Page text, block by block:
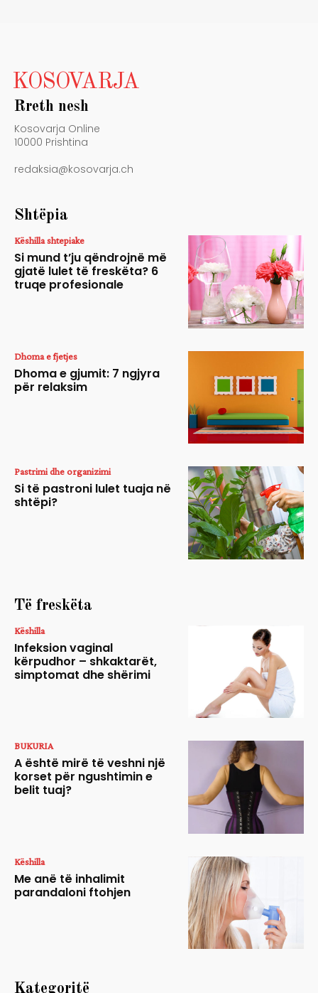
KOSOVARJA
Rreth nesh
Kosovarja Online
10000 Prishtina
redaksia@kosovarja.ch
Shtëpia
Këshilla shtepiake
Si mund t’ju qëndrojnë më
gjatë lulet të freskëta? 6
truqe profesionale
Dhoma e fjetjes
Dhoma e gjumit: 7 ngjyra
për relaksim
Pastrimi dhe organizimi
Si të pastroni lulet tuaja në
shtëpi?
Të freskëta
Këshilla
Infeksion vaginal
kërpudhor – shkaktarët,
simptomat dhe shërimi
BUKURIA
A është mirë të veshni një
korset për ngushtimin e
belit tuaj?
Këshilla
Me anë të inhalimit
parandaloni ftohjen
Kategoritë